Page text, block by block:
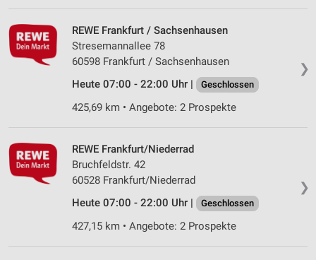
❯
REWE Frankfurt / Sachsenhausen
Stresemannallee 78
60598 Frankfurt / Sachsenhausen
Heute 07:00 - 22:00 Uhr |
Geschlossen
425,69 km • Angebote: 2 Prospekte
❯
REWE Frankfurt/Niederrad
Bruchfeldstr. 42
60528 Frankfurt/Niederrad
Heute 07:00 - 22:00 Uhr |
Geschlossen
427,15 km • Angebote: 2 Prospekte
Wir nutzen Ihre Daten für folgende Zwecke:
IAB-Verarbeitungszwecke:
Speichern von oder Zugriff auf Informationen
auf einem Endgerät
Verwendung reduzierter Daten zur Auswahl von
Erstellung von Profilen für personalisierte
Werbung
personalisierter Werbung
Erstellung von Profilen zur Personalisierung